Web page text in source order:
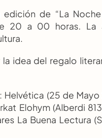
de “La
20 a 00 horas. La
idea del regalo
(25 de Mayo
Elohym (Alberdi
La Buena Lectura